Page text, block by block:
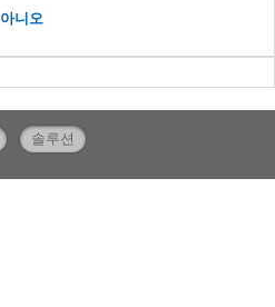
아니오
솔루션